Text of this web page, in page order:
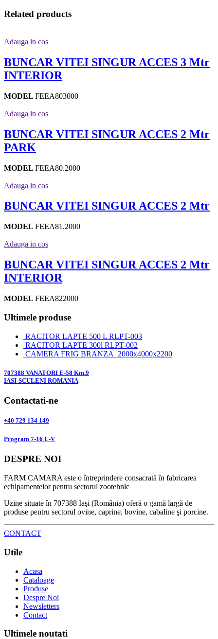
Related products
Adauga in cos
BUNCAR VITEI SINGUR ACCES 3 Mtr
INTERIOR
MODEL FEEA803000
Adauga in cos
BUNCAR VITEI SINGUR ACCES 2 Mtr
PARK
MODEL FEEA80.2000
Adauga in cos
BUNCAR VITEI SINGUR ACCES 2 Mtr
MODEL FEEA81.2000
Adauga in cos
BUNCAR VITEI SINGUR ACCES 2 Mtr
INTERIOR
MODEL FEEA822000
Ultimele produse
RACITOR LAPTE 500 L RLPT-003
RACITOR LAPTE 300l RLPT-002
CAMERA FRIG BRANZA 2000x4000x2200
707388 VANATORI E-58 Km.9
IASI-SCULENI ROMANIA
Contactati-ne
+40 729 134 149
Program 7-16 L-V
DESPRE NOI
FARM CAMARA este o întreprindere consacrată în fabricarea
echipamentelor pentru sectorul zootehnic
Uzine situate în 707388 Iaşi (România) oferă o gamă largă de
produse pentru sectorul ovine, caprine, bovine, cabaline şi porcine.
CONTACT
Utile
Acasa
Cataloage
Produse
Despre Noi
Newsletters
Contact
Ultimele noutati